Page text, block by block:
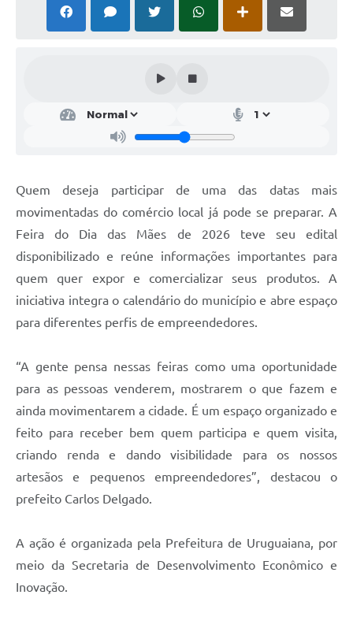
ITBI Online
SIM - Serviço de Inspeção Municipal
Vigilância Sanitária
COPIR - Coordenadoria de Promoção de Igualdade Racial
Galeria de Fotos
Contratos
Obras
Galeria de Vídeos
Telefones Úteis
Quem deseja participar de uma das datas mais
movimentadas do comércio local já pode se preparar. A
Feira do Dia das Mães de 2026 teve seu edital
disponibilizado e reúne informações importantes para
quem quer expor e comercializar seus produtos. A
iniciativa integra o calendário do município e abre espaço
para diferentes perfis de empreendedores.
“A gente pensa nessas feiras como uma oportunidade
para as pessoas venderem, mostrarem o que fazem e
ainda movimentarem a cidade. É um espaço organizado e
feito para receber bem quem participa e quem visita,
criando renda e dando visibilidade para os nossos
artesãos e pequenos empreendedores”, destacou o
prefeito Carlos Delgado.
A ação é organizada pela Prefeitura de Uruguaiana, por
meio da Secretaria de Desenvolvimento Econômico e
Inovação.